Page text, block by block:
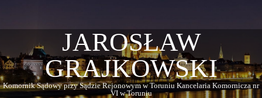
JAROSŁAW
GRAJKOWSKI
Komornik Sądowy przy Sądzie Rejonowym w Toruniu Kancelaria Komornicza nr
VI w Toruniu